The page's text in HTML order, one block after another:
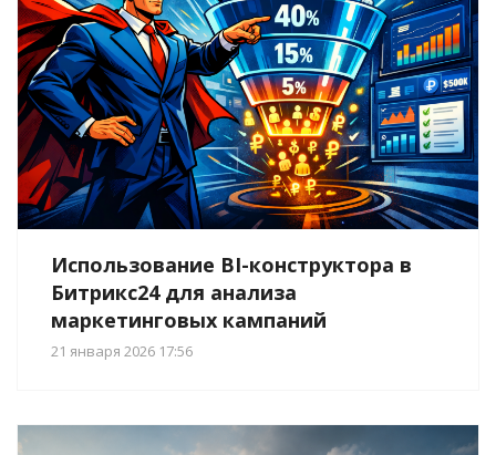
Использование BI-конструктора в
Битрикс24 для анализа
маркетинговых кампаний
21 января 2026 17:56